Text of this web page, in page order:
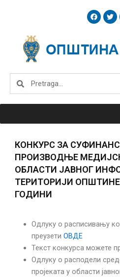
F
a
c
o
o
T
w
i
e
r
Search
КОНКУРС ЗА
ПРОИЗВОДЊЕ
ОБЛАСТИ JАВНОГ
ТЕРИТОРИЈИ
ГОДИНИ
Одлуку о расписивању
преузети ОВДЕ
Текст конкурса можете
Одлуку о расподели
пројеката у области